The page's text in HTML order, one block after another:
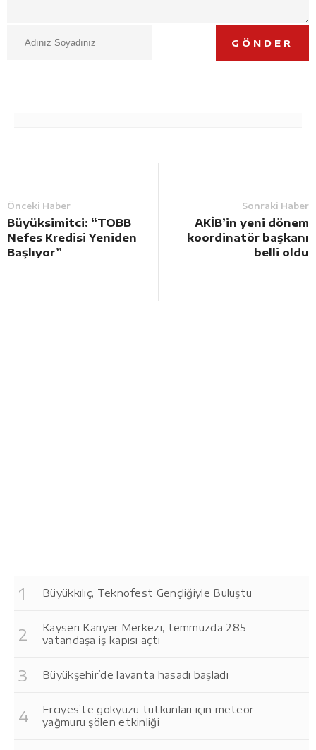
GÖNDER
Önceki Haber
Büyüksimitci: “TOBB
Nefes Kredisi Yeniden
Başlıyor”
Sonraki Haber
AKİB’in yeni dönem
koordinatör başkanı
belli oldu
Büyükkılıç, Teknofest Gençliğiyle Buluştu
Kayseri Kariyer Merkezi, temmuzda 285
vatandaşa iş kapısı açtı
Büyükşehir’de lavanta hasadı başladı
Erciyes’te gökyüzü tutkunları için meteor
yağmuru şölen etkinliği